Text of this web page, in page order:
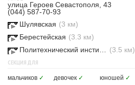
улица Героев Севастополя, 43
(044) 587-70-93
Шулявская (3 км)
Берестейская (3.3 км)
(3.5 км)
СЕКЦИЯ ДЛЯ
мальчиков ✓ девочек ✓ юношей ✓